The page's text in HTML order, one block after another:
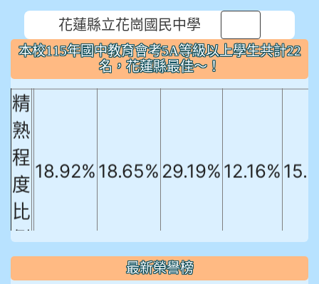
花蓮縣立花崗國民中學
本校115年國中教育會考5A等級以上學生共計22
名，花蓮縣最佳～！
本校115年國中教育會考5A等級以上
學生共計22名，花蓮縣最佳～！
英文 數學
精
熟
程
度
比
例
18.92% 18.65% 29.19% 12.16%
906陳兆宏 5A10+ 作文5
最新榮譽榜